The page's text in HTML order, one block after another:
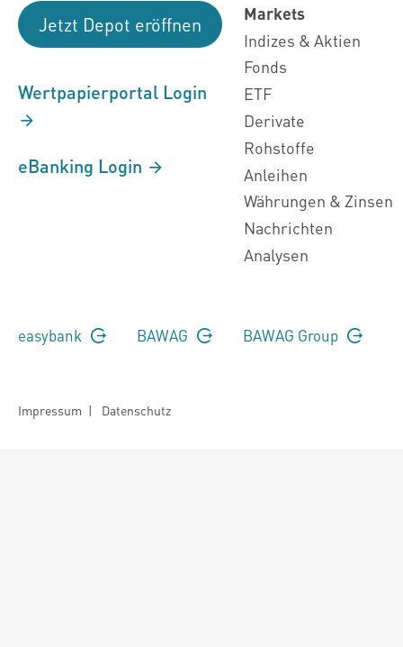
Jetzt Depot eröffnen
Wertpapierportal Login
eBanking Login
Markets
Indizes & Aktien
Fonds
ETF
Derivate
Rohstoffe
Anleihen
Währungen & Zinsen
Nachrichten
Analysen
easybank BAWAG BAWAG Group
Impressum | Datenschutz